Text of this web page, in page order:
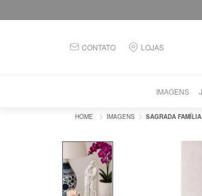
CONTATO LOJAS
IMAGENS
IMAGENS SAGRADA FAMÍLIA